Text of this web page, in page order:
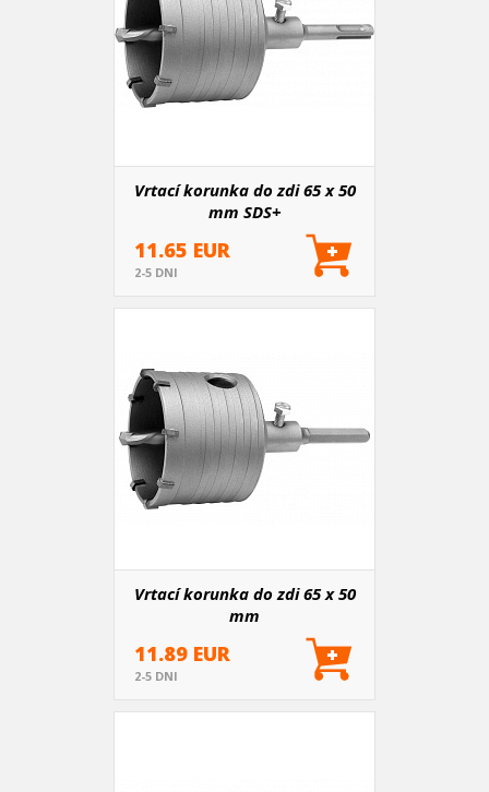
Vrtací korunka do zdi 65 x 50
mm SDS+
11.65 EUR
2-5 DNI
Vrtací korunka do zdi 65 x 50
mm
11.89 EUR
2-5 DNI